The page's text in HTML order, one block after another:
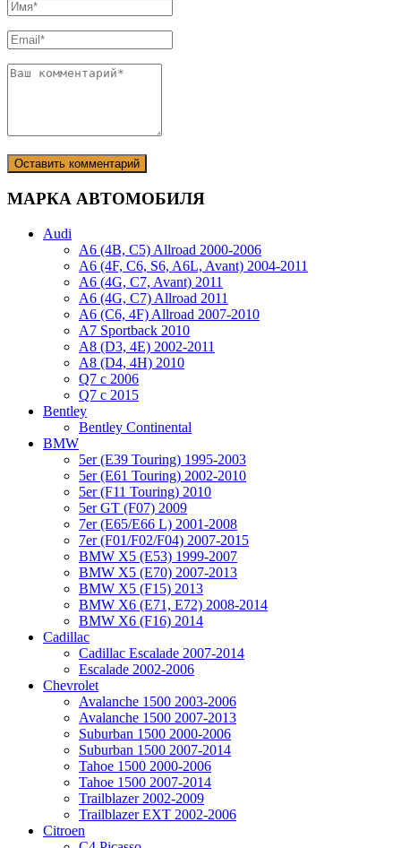
МАРКА АВТОМОБИЛЯ
Audi
A6 (4B, C5) Allroad 2000-2006
A6 (4F, C6, S6, A6L, Avant) 2004-2011
A6 (4G, C7, Avant) 2011
A6 (4G, C7) Allroad 2011
A6 (C6, 4F) Allroad 2007-2010
A7 Sportback 2010
A8 (D3, 4E) 2002-2011
A8 (D4, 4H) 2010
Q7 с 2006
Q7 с 2015
Bentley
Bentley Continental
BMW
5er (E39 Touring) 1995-2003
5er (E61 Touring) 2002-2010
5er (F11 Touring) 2010
5er GT (F07) 2009
7er (E65/E66 L) 2001-2008
7er (F01/F02/F04) 2007-2015
BMW X5 (E53) 1999-2007
BMW X5 (E70) 2007-2013
BMW X5 (F15) 2013
BMW X6 (E71, E72) 2008-2014
BMW X6 (F16) 2014
Cadillac
Cadillac Escalade 2007-2014
Escalade 2002-2006
Chevrolet
Avalanche 1500 2003-2006
Avalanche 1500 2007-2013
Suburban 1500 2000-2006
Suburban 1500 2007-2014
Tahoe 1500 2000-2006
Tahoe 1500 2007-2014
Trailblazer 2002-2009
Trailblazer EXT 2002-2006
Citroen